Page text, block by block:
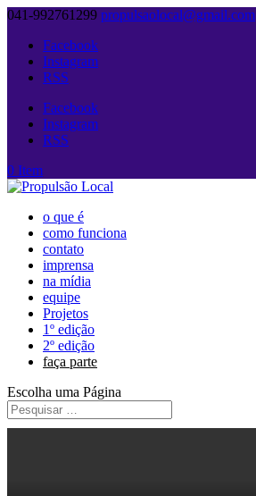
041-992761299 propulsaolocal@gmail.com
Facebook
Instagram
RSS
Facebook
Instagram
RSS
0 Item
o que é
como funciona
contato
imprensa
na mídia
equipe
Projetos
1º edição
2º edição
faça parte
Escolha uma Página